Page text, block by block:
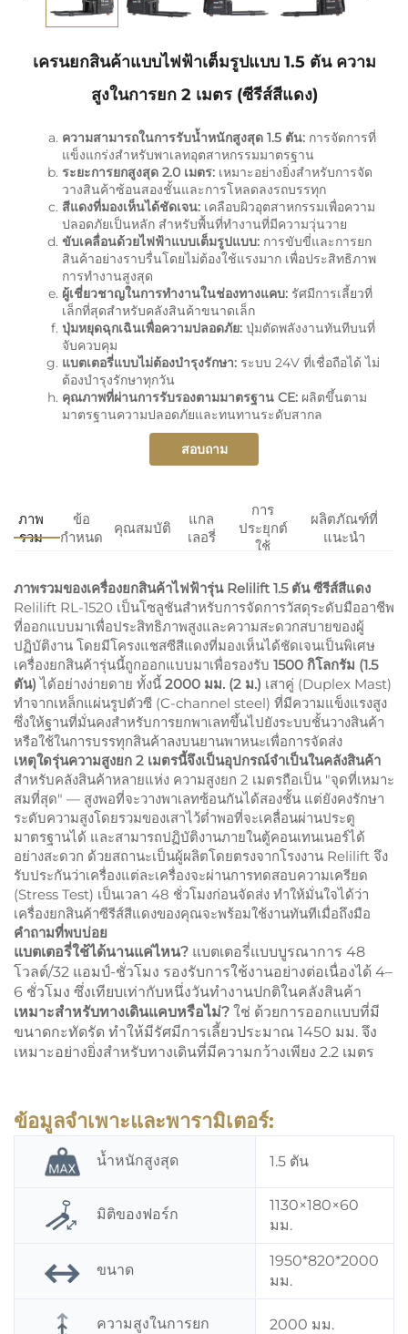
เครนยกสินค้าแบบไฟฟ้าเต็มรูปแบบ 1.5 ตัน ความ
สูงในการยก 2 เมตร (ซีรีส์สีแดง)
ความสามารถในการรับน้ำหนักสูงสุด 1.5 ตัน: การจัดการที่
แข็งแกร่งสำหรับพาเลทอุตสาหกรรมมาตรฐาน
ระยะการยกสูงสุด 2.0 เมตร: เหมาะอย่างยิ่งสำหรับการจัด
วางสินค้าซ้อนสองชั้นและการโหลดลงรถบรรทุก
สีแดงที่มองเห็นได้ชัดเจน: เคลือบผิวอุตสาหกรรมเพื่อความ
ปลอดภัยเป็นหลัก สำหรับพื้นที่ทำงานที่มีความวุ่นวาย
ขับเคลื่อนด้วยไฟฟ้าแบบเต็มรูปแบบ: การขับขี่และการยก
สินค้าอย่างราบรื่นโดยไม่ต้องใช้แรงมาก เพื่อประสิทธิภาพ
การทำงานสูงสุด
ผู้เชี่ยวชาญในการทำงานในช่องทางแคบ: รัศมีการเลี้ยวที่
เล็กที่สุดสำหรับคลังสินค้าขนาดเล็ก
ปุ่มหยุดฉุกเฉินเพื่อความปลอดภัย: ปุ่มตัดพลังงานทันทีบนที่
จับควบคุม
แบตเตอรี่แบบไม่ต้องบำรุงรักษา: ระบบ 24V ที่เชื่อถือได้ ไม่
ต้องบำรุงรักษาทุกวัน
คุณภาพที่ผ่านการรับรองตามมาตรฐาน CE: ผลิตขึ้นตาม
มาตรฐานความปลอดภัยและทนทานระดับสากล
สอบถาม
ภาพ
รวม
ข้อ
กำหนด
คุณสมบัติ
แกล
เลอรี่
การ
ประยุกต์
ใช้
ผลิตภัณฑ์ที่
แนะนำ
ภาพรวมของเครื่องยกสินค้าไฟฟ้ารุ่น Relilift 1.5 ตัน ซีรีส์สีแดง
Relilift RL-1520 เป็นโซลูชันสำหรับการจัดการวัสดุระดับมืออาชีพ
ที่ออกแบบมาเพื่อประสิทธิภาพสูงและความสะดวกสบายของผู้
ปฏิบัติงาน โดยมีโครงแชสซีสีแดงที่มองเห็นได้ชัดเจนเป็นพิเศษ
เครื่องยกสินค้ารุ่นนี้ถูกออกแบบมาเพื่อรองรับ 1500 กิโลกรัม (1.5
ตัน)ได้อย่างง่ายดาย ทั้งนี้ 2000 มม. (2 ม.) เสาคู่ (Duplex Mast)
ทำจากเหล็กแผ่นรูปตัวซี (C-channel steel) ที่มีความแข็งแรงสูง
ซึ่งให้ฐานที่มั่นคงสำหรับการยกพาเลทขึ้นไปยังระบบชั้นวางสินค้า
หรือใช้ในการบรรทุกสินค้าลงบนยานพาหนะเพื่อการจัดส่ง
เหตุใดรุ่นความสูงยก 2 เมตรนี้จึงเป็นอุปกรณ์จำเป็นในคลังสินค้า
สำหรับคลังสินค้าหลายแห่ง ความสูงยก 2 เมตรถือเป็น "จุดที่เหมาะ
สมที่สุด" — สูงพอที่จะวางพาเลทซ้อนกันได้สองชั้น แต่ยังคงรักษา
ระดับความสูงโดยรวมของเสาไว้ต่ำพอที่จะเคลื่อนผ่านประตู
มาตรฐานได้ และสามารถปฏิบัติงานภายในตู้คอนเทนเนอร์ได้
อย่างสะดวก ด้วยสถานะเป็นผู้ผลิตโดยตรงจากโรงงาน Relilift จึง
รับประกันว่าเครื่องแต่ละเครื่องจะผ่านการทดสอบความเครียด
(Stress Test) เป็นเวลา 48 ชั่วโมงก่อนจัดส่ง ทำให้มั่นใจได้ว่า
เครื่องยกสินค้าซีรีส์สีแดงของคุณจะพร้อมใช้งานทันทีเมื่อถึงมือ
คำถามที่พบบ่อย
แบตเตอรี่ใช้ได้นานแค่ไหน? แบตเตอรี่แบบบูรณาการ 48
โวลต์/32 แอมป์-ชั่วโมง รองรับการใช้งานอย่างต่อเนื่องได้ 4–
6 ชั่วโมง ซึ่งเทียบเท่ากับหนึ่งวันทำงานปกติในคลังสินค้า
เหมาะสำหรับทางเดินแคบหรือไม่? ใช่ ด้วยการออกแบบที่มี
ขนาดกะทัดรัด ทำให้มีรัศมีการเลี้ยวประมาณ 1450 มม. จึง
เหมาะอย่างยิ่งสำหรับทางเดินที่มีความกว้างเพียง 2.2 เมตร
ข้อมูลจำเพาะและพารามิเตอร์:
น้ำหนักสูงสุด 1.5 ตัน
มิติของฟอร์ก
1130×180×60
มม.
ขนาด
1950*820*2000
มม.
ความสูงในการยก 2000 มม.